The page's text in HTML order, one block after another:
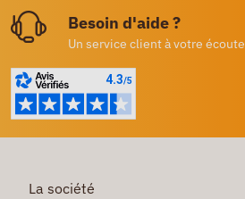
Besoin d'aide ?
Un service client à votre écoute
La société